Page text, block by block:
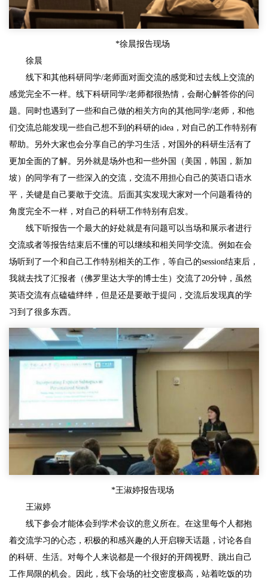
*徐晨报告现场
徐晨
线下和其他科研同学/老师面对面交流的感觉和过去线上交流的
感觉完全不一样。线下科研同学/老师都很热情，会耐心解答你的问
题。同时也遇到了一些和自己做的相关方向的其他同学/老师，和他
们交流总能发现一些自己想不到的科研的idea，对自己的工作特别有
帮助。另外大家也会分享自己的学习生活，对国外的科研生活有了
更加全面的了解。另外就是场外也和一些外国（美国，韩国，新加
坡）的同学有了一些深入的交流，交流不用担心自己的英语口语水
平，关键是自己要敢于交流。后面其实发现大家对一个问题看待的
角度完全不一样，对自己的科研工作特别有启发。
线下听报告一个最大的好处就是有问题可以当场和展示者进行
交流或者等报告结束后不懂的可以继续和相关同学交流。例如在会
场听到了一个和自己工作特别相关的工作，等自己的session结束后，
我就去找了汇报者（佛罗里达大学的博士生）交流了20分钟，虽然
英语交流有点磕磕绊绊，但是还是要敢于提问，交流后发现真的学
习到了很多东西。
*王淑婷报告现场
王淑婷
线下参会才能体会到学术会议的意义所在。在这里每个人都抱
着交流学习的心态，积极的和感兴趣的人开启聊天话题，讨论各自
的科研、生活。对每个人来说都是一个很好的开阔视野、跳出自己
工作局限的机会。因此，线下会场的社交密度极高，站着吃饭的功